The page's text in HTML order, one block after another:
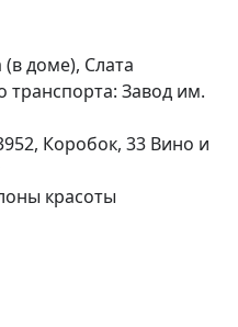
доме), Слата
транспорта: Завод им.
Коробок, 33 Вино и
красоты